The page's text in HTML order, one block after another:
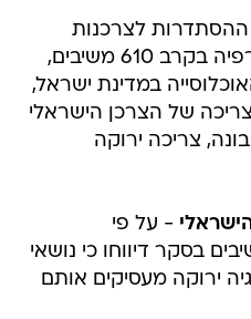
לצרכנות
באמצעות מכון גיאוקרטוגרפיה בקרב 610 משיבים,
במדינת ישראל,
של הצרכן הישראלי
צריכה ירוקה
- על פי
בסקר דיווחו כי נושאי
ירוקה מעסיקים אותם